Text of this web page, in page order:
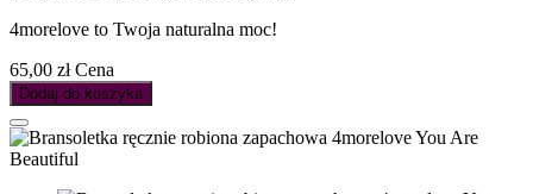
4morelove to Twoja naturalna moc!
65,00 zł Cena
Dodaj do koszyka